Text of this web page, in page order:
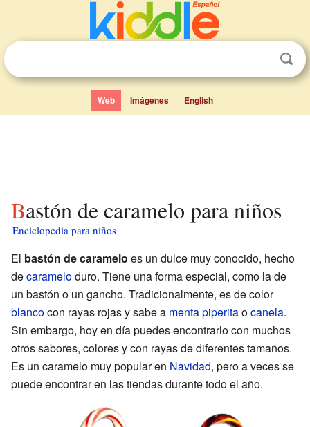
Web Imágenes English
Bastón de caramelo para niños
Enciclopedia para niños
El bastón de caramelo es un dulce muy conocido, hecho
decarameloduro. Tiene una forma especial, como la de
un bastón o un gancho. Tradicionalmente, es de color
blancocon rayas rojas y sabe a menta piperitaocanela.
Sin embargo, hoy en día puedes encontrarlo con muchos
otros sabores, colores y con rayas de diferentes tamaños.
Es un caramelo muy popular en Navidad, pero a veces se
puede encontrar en las tiendas durante todo el año.